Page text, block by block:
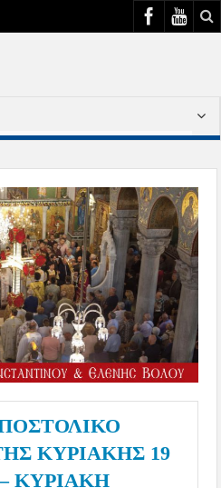
ΚΥΡΙΑΚΗΣ 19
ΚΥΡΙΑΚΗ